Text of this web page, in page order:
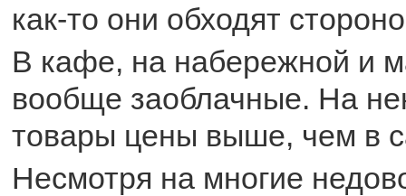
как-то они обходят
В кафе, на набережной и
вообще заоблачные. На
товары цены выше, чем в
Несмотря на многие